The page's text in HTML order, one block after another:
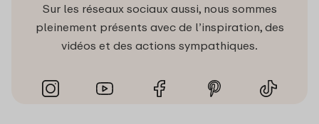
Sur les réseaux sociaux aussi, nous sommes
pleinement présents avec de l’inspiration, des
vidéos et des actions sympathiques.